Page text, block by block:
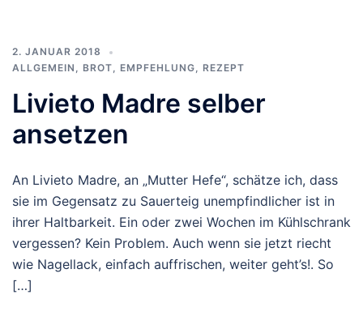
2. JANUAR 2018
ALLGEMEIN , BROT, EMPFEHLUNG, REZEPT
Livieto Madre selber
ansetzen
An Livieto Madre, an „Mutter Hefe“, schätze ich, dass
sie im Gegensatz zu Sauerteig unempfindlicher ist in
ihrer Haltbarkeit. Ein oder zwei Wochen im Kühlschrank
vergessen? Kein Problem. Auch wenn sie jetzt riecht
wie Nagellack, einfach auffrischen, weiter geht’s!. So
[…]